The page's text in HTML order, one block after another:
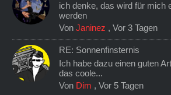
ich denke, das wird für mich
werden
VonJaninez ,Vor 3 Tagen
RE: Sonnenfinsternis
Ich habe dazu einen guten
das coole...
Von Dim ,Vor 5 Tagen